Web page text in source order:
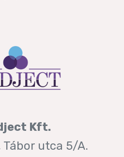
Kft.
Tábor utca 5/A.